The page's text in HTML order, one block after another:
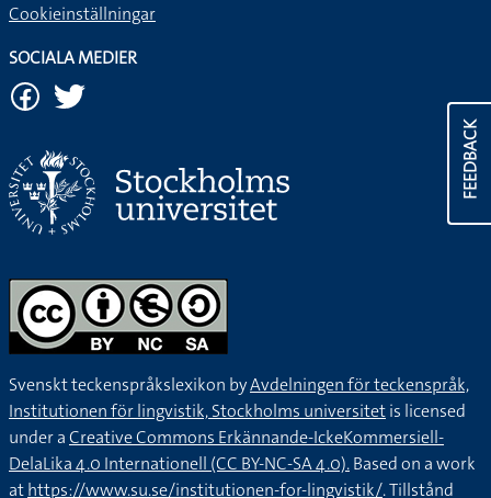
FEEDBACK
Cookieinställningar
SOCIALA MEDIER
Svenskt teckenspråkslexikon byAvdelningen för teckenspråk,
Institutionen för lingvistik, Stockholms universitetis licensed
under aCreative Commons Erkännande-IckeKommersiell-
DelaLika 4.0 Internationell (CC BY-NC-SA 4.0).Based on a work
athttps://www.su.se/institutionen-for-lingvistik/. Tillstånd